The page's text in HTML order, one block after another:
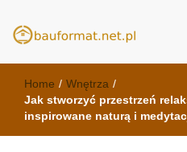
meble kuchenne
Home / Wnętrza /
Jak stworzyć przestrzeń
inspirowane naturą i